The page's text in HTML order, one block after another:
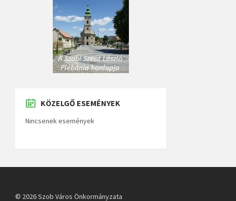
KÖZELGŐ ESEMÉNYEK
Nincsenek események
© 2026 Szob Város Önkormányzata